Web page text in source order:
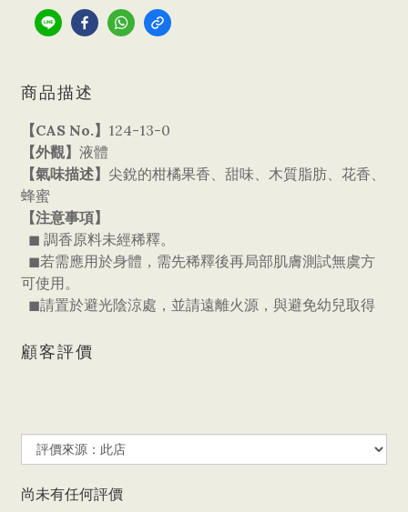
商品描述
【CAS No.】 124-13-0
【外觀】 液體
【氣味描述】 尖銳的柑橘果香、甜味、木質脂肪、花香、
蜂蜜
【注意事項】
◼ 調香原料未經稀釋。
◼若需應用於身體，需先稀釋後再局部肌膚測試無虞方
可使用。
◼請置於避光陰涼處，並請遠離火源，與避免幼兒取得
顧客評價
尚未有任何評價